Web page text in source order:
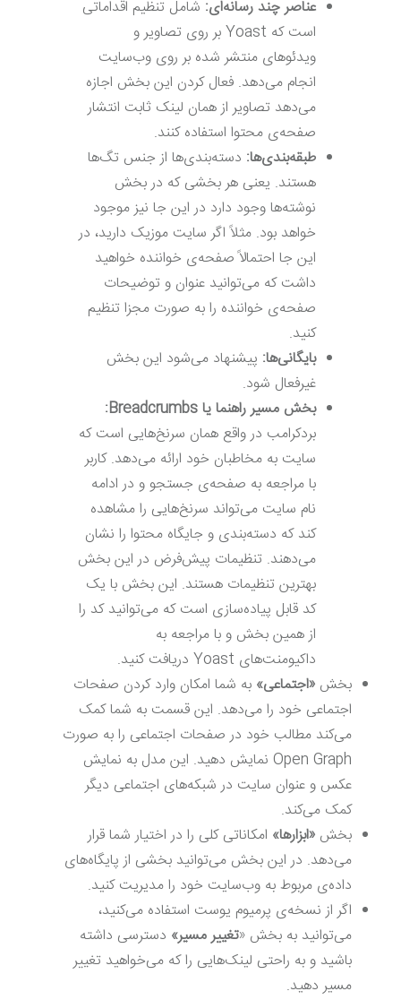
عناصر چند رسانه‌ای: شامل تنظیم اقداماتی
است که Yoast بر روی تصاویر و
ویدئوهای منتشر شده بر روی وب‌سایت
انجام می‌دهد. فعال کردن این بخش اجازه
می‌دهد تصاویر از همان لینک ثابت انتشار
صفحه‌ی محتوا استفاده کنند.
طبقهبندی‌ها: دسته‌بندی‌ها از جنس تگ‌ها
هستند. یعنی هر بخشی که در بخش
نوشته‌ها وجود دارد در این جا نیز موجود
خواهد بود. مثلاً اگر سایت موزیک دارید، در
این جا احتمالاً صفحه‌ی خواننده خواهید
داشت که می‌توانید عنوان و توضیحات
صفحه‌ی خواننده را به صورت مجزا تنظیم
کنید.
بایگانی‌ها: پیشنهاد می‌شود این بخش
غیرفعال شود.
بخش مسیر راهنما یاBreadcrumbs
:
بردکرامب در واقع همان سرنخ‌هایی است که
سایت به مخاطبان خود ارائه می‌دهد. کاربر
با مراجعه به صفحه‌ی جستجو و در ادامه
نام سایت می‌تواند سرنخ‌هایی را مشاهده
کند که دسته‌بندی و جایگاه محتوا را نشان
می‌دهند. تنظیمات پیش‌فرض در این بخش
بهترین تنظیمات هستند. این بخش با یک
کد قابل پیاده‌سازی است که می‌توانید کد را
از همین بخش و با مراجعه به
داکیومنت‌های Yoast دریافت کنید.
بخش «اجتماعی» به شما امکان وارد کردن صفحات
اجتماعی خود را می‌دهد. این قسمت به شما کمک
می‌کند مطالب خود در صفحات اجتماعی را به صورت
Open Graph نمایش دهید. این مدل به نمایش
عکس و عنوان سایت در شبکه‌های اجتماعی دیگر
کمک می‌کند.
بخش «ابزارها» امکاناتی کلی را در اختیار شما قرار
می‌دهد. در این بخش می‌توانید بخشی از پایگاه‌های
داده‌ی مربوط به وب‌سایت خود را مدیریت کنید.
اگر از نسخه‌ی پرمیوم یوست استفاده می‌کنید،
می‌توانید به بخش «تغییر مسیر» دسترسی داشته
باشید و به راحتی لینک‌هایی را که می‌خواهید تغییر
مسیر دهید.